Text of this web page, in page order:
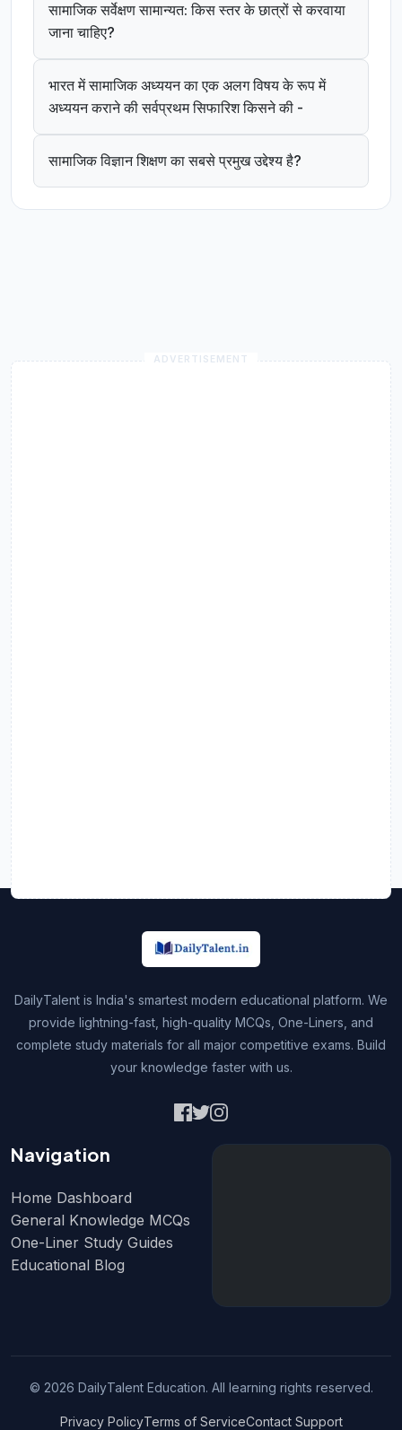
सामाजिक सर्वेक्षण सामान्यत: किस स्तर के छात्रों से करवाया
जाना चाहिए?
भारत में सामाजिक अध्ययन का एक अलग विषय के रूप में
अध्ययन कराने की सर्वप्रथम सिफारिश किसने की -
सामाजिक विज्ञान शिक्षण का सबसे प्रमुख उद्देश्य है?
DailyTalent is India's smartest modern educational platform. We
provide lightning-fast, high-quality MCQs, One-Liners, and
complete study materials for all major competitive exams. Build
your knowledge faster with us.
Navigation
Home Dashboard
General Knowledge MCQs
One-Liner Study Guides
Educational Blog
© 2026 DailyTalent Education. All learning rights reserved.
Privacy PolicyTerms of ServiceContact Support